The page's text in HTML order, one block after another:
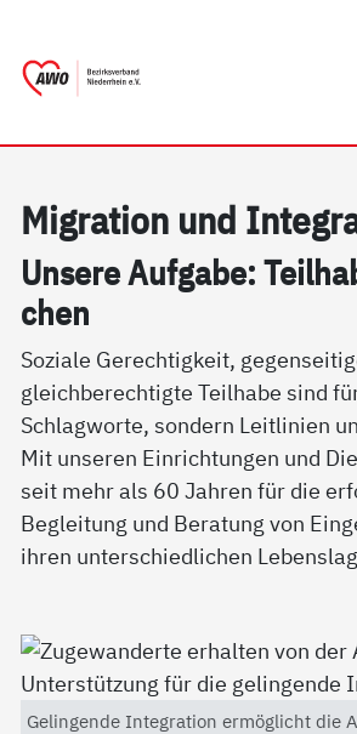
Mi­g­ra­ti­on und
Un­se­re Auf­ga­be:
chen
Soziale Gerechtigkeit,
gleichberechtigte Teilhabe sind
Schlagworte, sondern Leitlinien
Mit unseren Einrichtungen und
seit mehr als 60 Jahren für die
Begleitung und Beratung von
ihren unterschiedlichen
Gelingende Integration ermöglicht die